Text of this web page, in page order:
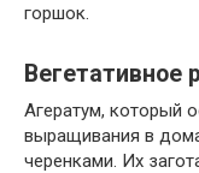
горшок.
Вегетативное
Агератум, который
выращивания в
черенками. Их